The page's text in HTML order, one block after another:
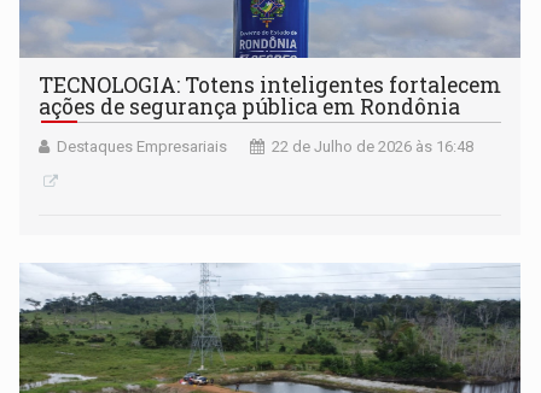
TECNOLOGIA: Totens inteligentes fortalecem
ações de segurança pública em Rondônia
Destaques Empresariais 22 de Julho de 2026 às 16:48